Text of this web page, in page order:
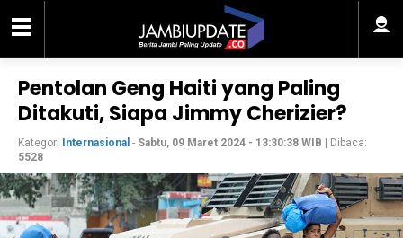
Pentolan Geng Haiti yang Paling
Ditakuti, Siapa Jimmy Cherizier?
Kategori Internasional - Sabtu, 09 Maret 2024 - 13:30:38 WIB | Dibaca:
5528